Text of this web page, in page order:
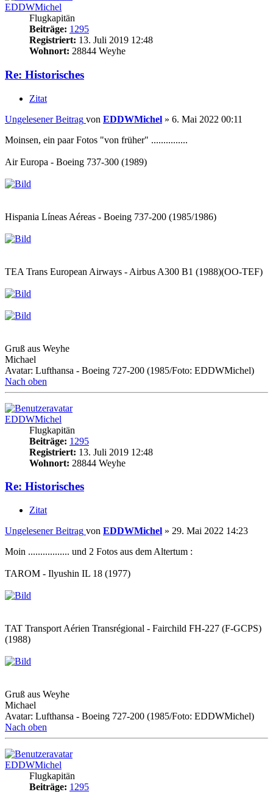
EDDWMichel
Flugkapitän
Beiträge: 1295
Registriert: 13. Juli 2019 12:48
Wohnort: 28844 Weyhe
Re: Historisches
Zitat
Ungelesener Beitrag von EDDWMichel » 6. Mai 2022 00:11
Moinsen, ein paar Fotos "von früher" ...............
Air Europa - Boeing 737-300 (1989)
Hispania Líneas Aéreas - Boeing 737-200 (1985/1986)
TEA Trans European Airways - Airbus A300 B1 (1988)(OO-TEF)
Gruß aus Weyhe
Michael
Avatar: Lufthansa - Boeing 727-200 (1985/Foto: EDDWMichel)
Nach oben
EDDWMichel
Flugkapitän
Beiträge: 1295
Registriert: 13. Juli 2019 12:48
Wohnort: 28844 Weyhe
Re: Historisches
Zitat
Ungelesener Beitrag von EDDWMichel » 29. Mai 2022 14:23
Moin ................. und 2 Fotos aus dem Altertum :
TAROM - Ilyushin IL 18 (1977)
TAT Transport Aérien Transrégional - Fairchild FH-227 (F-GCPS)
(1988)
Gruß aus Weyhe
Michael
Avatar: Lufthansa - Boeing 727-200 (1985/Foto: EDDWMichel)
Nach oben
EDDWMichel
Flugkapitän
Beiträge: 1295